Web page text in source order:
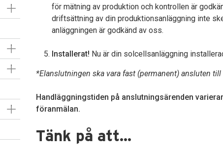
Visa/Göm undermeny
Visa/Göm undermeny
Visa/Göm undermeny
Visa/Göm undermeny
för mätning av produktion och kontrollen är
driftsättning av din produktionsanläggning inte
anläggningen är godkänd av oss.
Installerat! Nu är din solcellsanläggning
*Elanslutningen ska vara fast (permanent) ansluten
Handläggningstiden på anslutningsärenden
föranmälan.
Tänk på att...